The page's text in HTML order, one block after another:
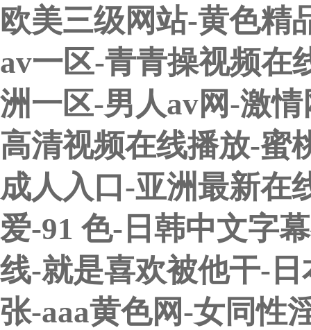
欧美三级网站-黄色精
av一区-青青操视频在
洲一区-男人av网-激
高清视频在线播放-蜜
成人入口-亚洲最新在
爱-91 色-日韩中文字
线-就是喜欢被他干-
张-aaa黄色网-女同性